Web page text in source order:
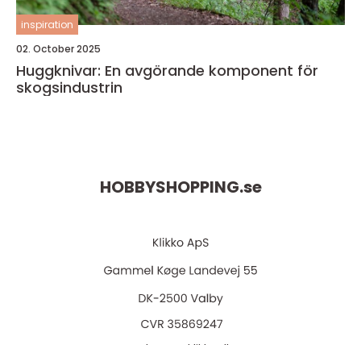
inspiration
02. October 2025
Huggknivar: En avgörande komponent för
skogsindustrin
HOBBYSHOPPING.se